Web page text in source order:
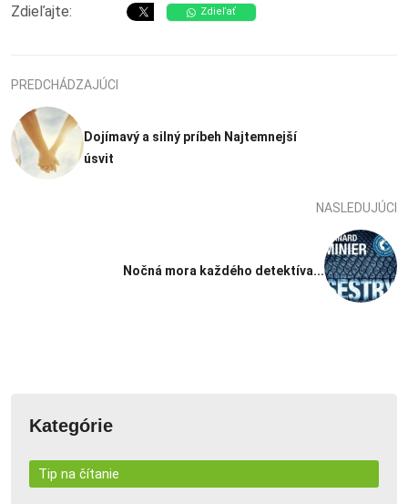
Zdieľajte: Zdieľať
PREDCHÁDZAJÚCI
Dojímavý a silný príbeh Najtemnejší
úsvit
NASLEDUJÚCI
Nočná mora každého detektíva...
Kategórie
Tip na čítanie